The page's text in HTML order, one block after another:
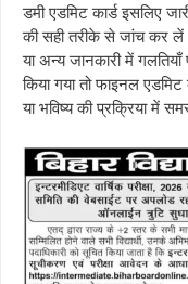
डमी एडमिट कार्ड इसलिए
की सही तरीके से जांच कर
या अन्य जानकारी में
किया गया तो फाइनल एडमिट
या भविष्य की प्रक्रिया में